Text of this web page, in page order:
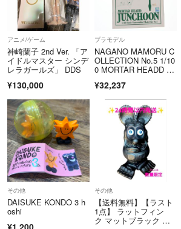
アニメ/ゲーム
神崎蘭子 2nd Ver. 「ア
イドルマスター シンデ
レラガールズ」 DDS
¥130,000
プラモデル
NAGANO MAMORU C
OLLECTION No.5 1/10
0 MORTAR HEADD JU
ッド ジュノーン) ファ
イブスター物語 ガレー
ジキット プラモデ
ル ボークス
¥32,237
その他
DAISUKE KONDO 3 h
oshi
¥1,200
その他
【送料無料】【ラスト
1点】 ラットフィン
ク マットブラック フ